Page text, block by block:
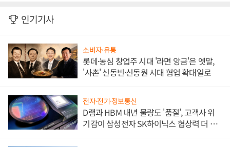
인기기사
소비자·유통
롯데·농심 창업주 시대 '라면 앙금'은 옛말,
'사촌' 신동빈·신동원 시대 협업 확대일로
전자·전기·정보통신
D램과 HBM 내년 물량도 '품절', 고객사 위
기감이 삼성전자 SK하이닉스 협상력 더 키